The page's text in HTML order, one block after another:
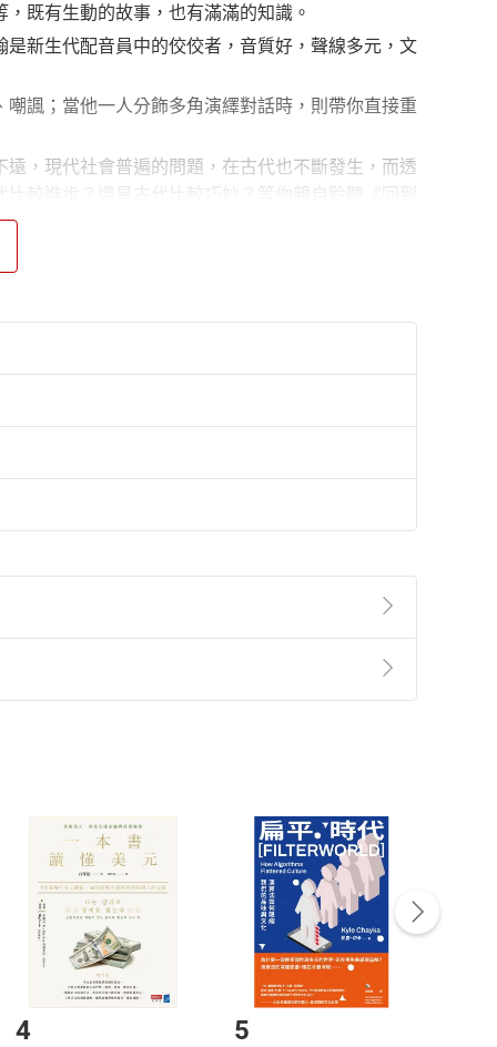
既有生動的故事，也有滿滿的知識。
新生代配音員中的佼佼者，音質好，聲線多元，文
諷；當他一人分飾多角演繹對話時，則帶你直接重
，現代社會普遍的問題，在古代也不斷發生，而透
第2條第5款之規定，「非以有形媒介提供之數位
點選「瀏覽訂單明細」 「申請取消訂單/退
貨。
付款方式
Payment
完成訂單
Complete
號，下載書籍後看書
4 5